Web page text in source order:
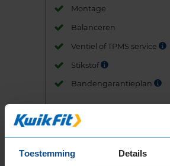
Toestemming Details
Montage
Balanceren
Ventiel of TPMS service
Stikstof
Bandengarantieplan